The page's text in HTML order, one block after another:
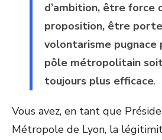
d’ambition, être force
proposition, être
volontarisme pugnace
pôle métropolitain
toujours plus efficace.
Vous avez, en tant que
Métropole de Lyon, la